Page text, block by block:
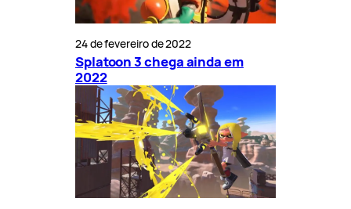
24 de fevereiro de 2022
Splatoon 3 chega ainda em
2022